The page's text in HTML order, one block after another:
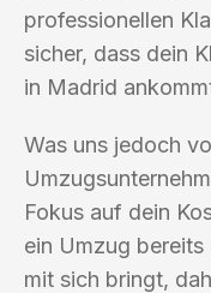
professionellen
sicher, dass dein
in Madrid
Was uns jedoch
Fokus auf dein
ein Umzug
mit sich bringt,